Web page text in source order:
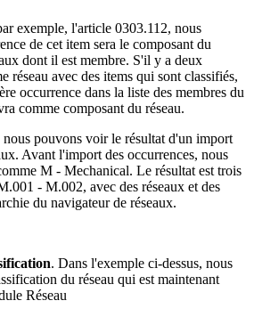
exemple, l'article 0303.112, nous
de cet item sera le composant du
dont il est membre. S'il y a deux
réseau avec des items qui sont classifiés,
occurrence dans la liste des membres du
comme composant du réseau.
pouvons voir le résultat d'un import
Avant l'import des occurrences, nous
M - Mechanical. Le résultat est trois
- M.002, avec des réseaux et des
du navigateur de réseaux.
. Dans l'exemple ci-dessus, nous
du réseau qui est maintenant
Réseau